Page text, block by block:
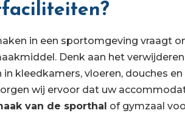
in een sportomgeving vraagt
Denk aan het
in kleedkamers, vloeren, douches
wij ervoor dat uw
van de sporthal of gymzaal